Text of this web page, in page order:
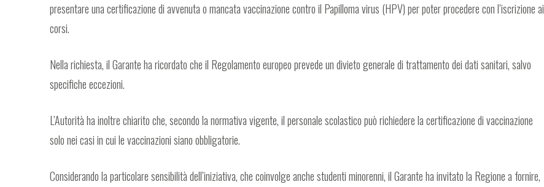
presentare una certificazione di avvenuta o mancata vaccinazione contro il Papilloma virus (HPV) per poter procedere con l’iscrizione ai
corsi.
Nella richiesta, il Garante ha ricordato che il Regolamento europeo prevede un divieto generale di trattamento dei dati sanitari, salvo
specifiche eccezioni.
L’Autorità ha inoltre chiarito che, secondo la normativa vigente, il personale scolastico può richiedere la certificazione di vaccinazione
solo nei casi in cui le vaccinazioni siano obbligatorie.
Considerando la particolare sensibilità dell’iniziativa, che coinvolge anche studenti minorenni, il Garante ha invitato la Regione a fornire,